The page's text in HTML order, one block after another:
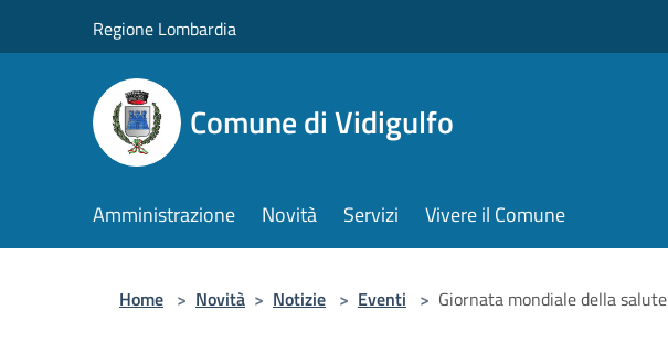
Regione Lombardia
Comune di Vidigulfo
Amministrazione Novità Servizi Vivere il Comune
Home > Novità > Notizie > Eventi > Giornata mondiale della salute